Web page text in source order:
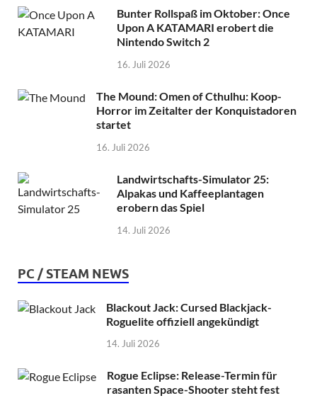
Bunter Rollspaß im Oktober: Once
Upon A KATAMARI erobert die
Nintendo Switch 2
16. Juli 2026
The Mound: Omen of Cthulhu: Koop-
Horror im Zeitalter der Konquistadoren
startet
16. Juli 2026
Landwirtschafts-Simulator 25:
Alpakas und Kaffeeplantagen
erobern das Spiel
14. Juli 2026
PC / STEAM NEWS
Blackout Jack: Cursed Blackjack-
Roguelite offiziell angekündigt
14. Juli 2026
Rogue Eclipse: Release-Termin für
rasanten Space-Shooter steht fest